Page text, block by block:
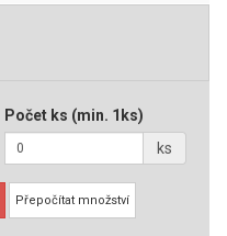
Počet ks (min. 1ks)
ks
Přepočítat množství